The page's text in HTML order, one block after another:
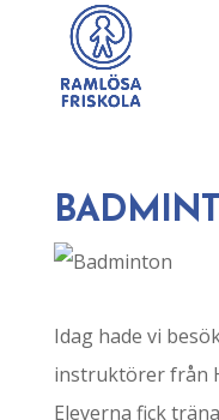
Idag hade vi
instruktörer från
Eleverna fick